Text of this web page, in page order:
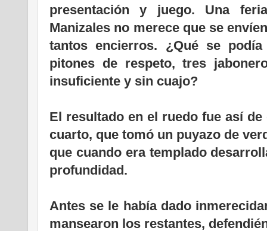
presentación y juego. Una
Manizales no merece que se
tantos encierros. ¿Qué se
pitones de respeto, tres
insuficiente y sin cuajo?
El resultado en el ruedo fue así
cuarto, que tomó un puyazo de
que cuando era templado
profundidad.
Antes se le había dado
mansearon los restantes,